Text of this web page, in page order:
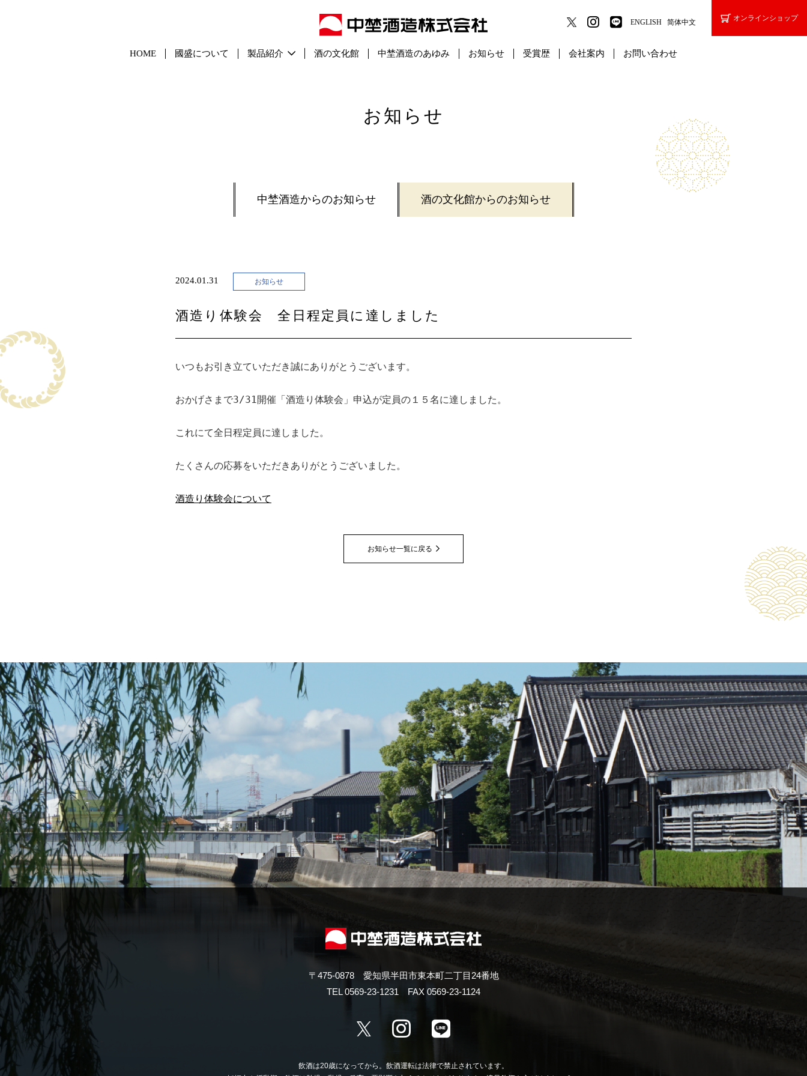
オンラインショップ
ENGLISH 简体中文
HOME 國盛について 製品紹介 酒の文化館 中埜酒造のあゆみ お知らせ 受賞歴 会社案内 お問い合わせ
お知らせ
中埜酒造からのお知らせ 酒の文化館からのお知らせ
2024.01.31 お知らせ
酒造り体験会 全日程定員に達しました
いつもお引き立ていただき誠にありがとうございます。
おかげさまで3/31開催「酒造り体験会」申込が定員の１５名に達しました。
これにて全日程定員に達しました。
たくさんの応募をいただきありがとうございました。
酒造り体験会について
お知らせ一覧に戻る
〒475-0878 愛知県半田市東本町二丁目24番地
TEL 0569-23-1231 FAX 0569-23-1124
飲酒は20歳になってから。 飲酒運転は法律で禁止されています。